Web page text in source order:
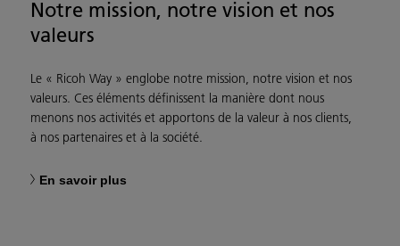
Notre mission, notre vision et nos
valeurs
Le « Ricoh Way » englobe notre mission, notre vision et nos
valeurs. Ces éléments définissent la manière dont nous
menons nos activités et apportons de la valeur à nos clients,
à nos partenaires et à la société.
En savoir plus